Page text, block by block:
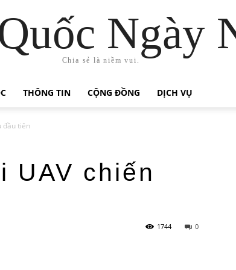
Ngày
Chia sẻ là niềm vui.
THÔNG TIN CỘNG ĐỒNG DỊCH VỤ
đầu tiên
UAV chiến
0
1744